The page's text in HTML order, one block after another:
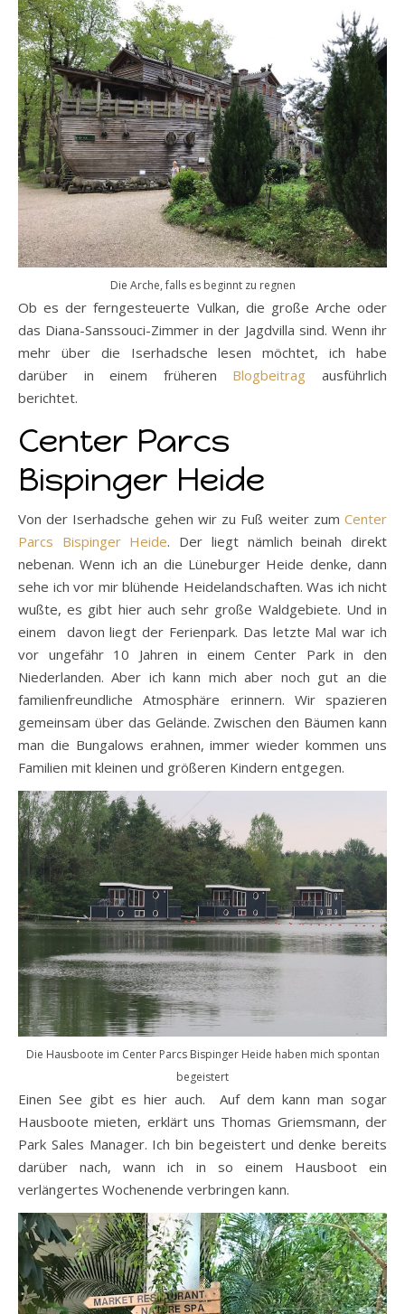
Die Arche, falls es beginnt zu regnen
Ob es der ferngesteuerte Vulkan, die große Arche oder
das Diana-Sanssouci-Zimmer in der Jagdvilla sind. Wenn ihr
mehr über die Iserhadsche lesen möchtet, ich habe
darüber in einem früheren Blogbeitrag ausführlich
berichtet.
Center Parcs
Bispinger Heide
Von der Iserhadsche gehen wir zu Fuß weiter zum Center
Parcs Bispinger Heide. Der liegt nämlich beinah direkt
nebenan. Wenn ich an die Lüneburger Heide denke, dann
sehe ich vor mir blühende Heidelandschaften. Was ich nicht
wußte, es gibt hier auch sehr große Waldgebiete. Und in
einem davon liegt der Ferienpark. Das letzte Mal war ich
vor ungefähr 10 Jahren in einem Center Park in den
Niederlanden. Aber ich kann mich aber noch gut an die
familienfreundliche Atmosphäre erinnern. Wir spazieren
gemeinsam über das Gelände. Zwischen den Bäumen kann
man die Bungalows erahnen, immer wieder kommen uns
Familien mit kleinen und größeren Kindern entgegen.
Die Hausboote im Center Parcs Bispinger Heide haben mich spontan
begeistert
Einen See gibt es hier auch. Auf dem kann man sogar
Hausboote mieten, erklärt uns Thomas Griemsmann, der
Park Sales Manager. Ich bin begeistert und denke bereits
darüber nach, wann ich in so einem Hausboot ein
verlängertes Wochenende verbringen kann.